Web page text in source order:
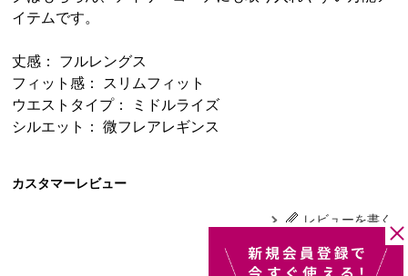
イテムです。
丈感： フルレングス
フィット感： スリムフィット
ウエストタイプ： ミドルライズ
シルエット： 微フレアレギンス
カスタマーレビュー
レビューを書く